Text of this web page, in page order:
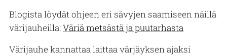
Blogista löydät ohjeen eri sävyjen saamiseen näillä
värijauheilla:Väriä metsästä ja puutarhasta
Värijauhe kannattaa laittaa värjäyksen ajaksi